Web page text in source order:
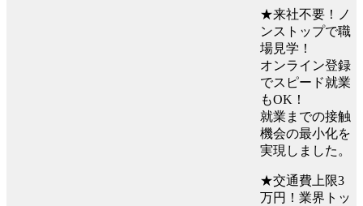
★来社不要！ノ
ンストップで職
場見学！
オンライン登録
でスピード就業
もOK！
就業までの接触
機会の最小化を
実現しました。
★交通費上限3
万円！業界トッ